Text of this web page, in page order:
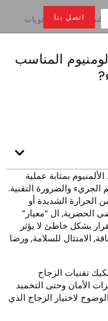
اتصل بنا
لتحقيق أعلى مستويات
المناسب
بمثابة عملية
والضرورة التقنية.
الشديدة أو
ال “معيار”
بشكل خاطئ لا يؤثر
للسلامة, ورضا
تقنيات الزجاج
الأمان وحتى التخميد
لاختيار الزجاج الذي